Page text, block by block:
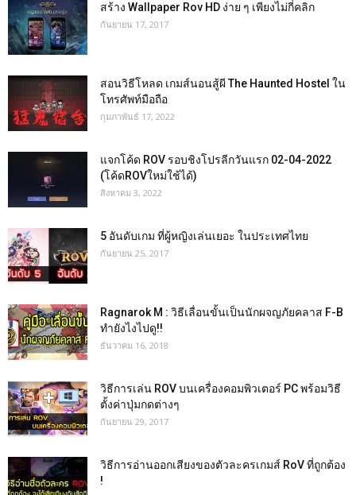
สร้าง Wallpaper Rov HD ง่าย ๆ เพียงไม่กี่คลิก
กันยายน 17, 2017
สอนวิธีโหลด เกมส์นอนสู้ผี The Haunted Hostel ใน
โทรศัพท์มือถือ
กุมภาพันธ์ 17, 2022
แจกโค้ด ROV รอบชิงโปรลีกวันแรก 02-04-2022
(โค้ดROVใหม่ใช้ได้)
สิงหาคม 3, 2022
5 อันดับเกม ที่ผู้หญิงเล่นเยอะ ในประเทศไทย
กันยายน 25, 2017
Ragnarok M : วิธีเลื่อนขั้นเป็นนักผจญภัยคลาส F-B
ทำยังไงไปดู!!
ธันวาคม 16, 2018
วิธีการเล่น ROV บนเครื่องคอมพิวเตอร์ PC พร้อมวิธี
ตั้งค่าปุ่มกดต่างๆ
กันยายน 29, 2017
วิธีการอ่านออกเสียงของตัวละครเกมส์ RoV ที่ถูกต้อง
!